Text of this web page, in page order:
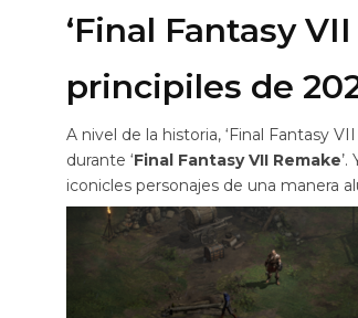
‘Final Fantasy
principiles de
A nivel de la historia, ‘Final Fantasy
durante ‘Final Fantasy VII Remake
iconicles personajes de una manera